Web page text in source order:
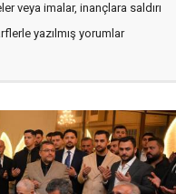
veya imalar, inançlara saldırı
yazılmış yorumlar